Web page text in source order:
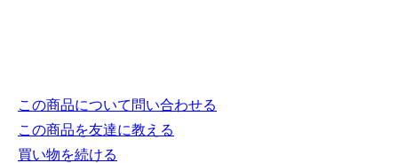
この商品について問い合わせる
この商品を友達に教える
買い物を続ける